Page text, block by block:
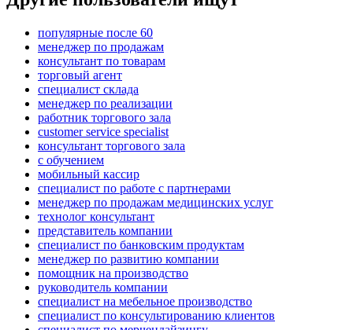
популярные после 60
менеджер по продажам
консультант по товарам
торговый агент
специалист склада
менеджер по реализации
работник торгового зала
customer service specialist
консультант торгового зала
с обучением
мобильный кассир
специалист по работе с партнерами
менеджер по продажам медицинских услуг
технолог консультант
представитель компании
специалист по банковским продуктам
менеджер по развитию компании
помощник на производство
руководитель компании
специалист на мебельное производство
специалист по консультированию клиентов